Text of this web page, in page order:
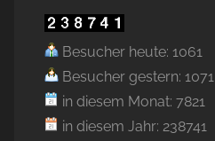
Besucher heute: 1061
Besucher gestern: 1071
in diesem Monat: 7821
in diesem Jahr: 238741